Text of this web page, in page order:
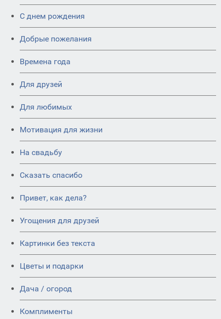
C днем рождения
Добрые пожелания
Времена года
Для друзей
Для любимых
Мотивация для жизни
На свадьбу
Сказать спасибо
Привет, как дела?
Угощения для друзей
Картинки без текста
Цветы и подарки
Дача / огород
Комплименты